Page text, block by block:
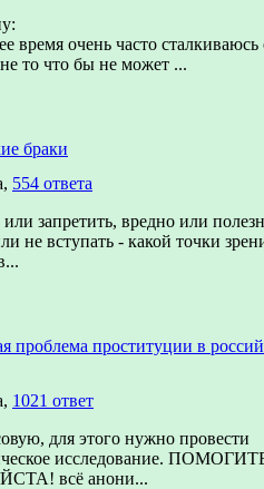
время очень часто сталкиваюсь
то что бы не может ...
браки
554 ответа
запретить, вредно или
не вступать - какой точки
проблема проституции в
1021 ответ
для этого нужно провести
исследование.
всё анони...